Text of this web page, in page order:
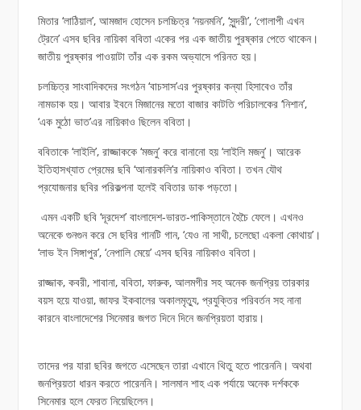
মিতার ‘লাঠিয়াল’, আমজাদ হোসেন চলচ্চিত্র ‘নয়নমনি’, ‘সুন্দরী’, ‘গোলাপী এখন
ট্রেনে’ এসব ছবির নায়িকা ববিতা একের পর এক জাতীয় পুরষ্কার পেতে থাকেন।
জাতীয় পুরষ্কার পাওয়াটা তাঁর এক রকম অভ্যাসে পরিনত হয়।
চলচ্চিত্র সাংবাদিকদের সংগঠন ‘বাচসাস’এর পুরষ্কার কন্যা হিসাবেও তাঁর
নামডাক হয়। আবার ইবনে মিজানের মতো বাজার কাটতি পরিচালকের ‘নিশান’,
‘এক মুঠো ভাত’এর নায়িকাও ছিলেন ববিতা।
ববিতাকে ‘লাইলি’, রাজ্জাককে ‘মজনু’ করে বানানো হয় ‘লাইলি মজনু’। আরেক
ইতিহাসখ্যাত প্রেমের ছবি ‘আনারকলি’র নায়িকাও ববিতা। তখন যৌথ
প্রযোজনার ছবির পরিকল্পনা হলেই ববিতার ডাক পড়তো।
এমন একটি ছবি ‘দূরদেশ’ বাংলাদেশ-ভারত-পাকিস্তানে হৈচৈ ফেলে। এখনও
অনেকে গুনগুন করে সে ছবির গানটি গান, ‘যেও না সাথী, চলেছো একলা কোথায়’।
‘লাভ ইন সিঙ্গাপুর’, ‘নেপালি মেয়ে’ এসব ছবির নায়িকাও ববিতা।
রাজ্জাক, কবরী, শাবানা, ববিতা, ফারুক, আলমগীর সহ অনেক জনপ্রিয় তারকার
বয়স হয়ে যাওয়া, জাফর ইকবালের অকালমৃত্যু, প্রযুক্তির পরিবর্তন সহ নানা
কারনে বাংলাদেশের সিনেমার জগত দিনে দিনে জনপ্রিয়তা হারায়।
তাদের পর যারা ছবির জগতে এসেছেন তারা এখানে থিতু হতে পারেননি। অথবা
জনপ্রিয়তা ধারন করতে পারেননি। সালমান শাহ এক পর্যায়ে অনেক দর্শককে
সিনেমার হলে ফেরত নিয়েছিলেন।